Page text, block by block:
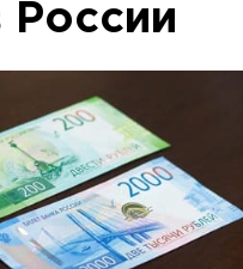
России